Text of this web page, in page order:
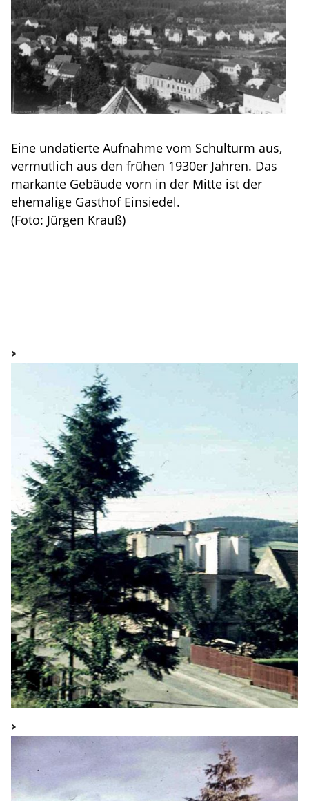
Eine undatierte Aufnahme vom Schulturm aus,
vermutlich aus den frühen 1930er Jahren. Das
markante Gebäude vorn in der Mitte ist der
ehemalige Gasthof Einsiedel.
(Foto: Jürgen Krauß)